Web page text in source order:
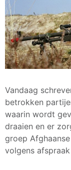
Vandaag
betrokken
waarin wordt
draaien en er
groep
volgens